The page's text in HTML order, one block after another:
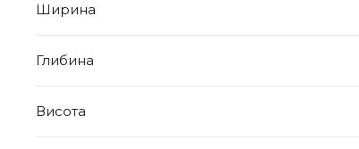
Ширина
Глибина
Висота